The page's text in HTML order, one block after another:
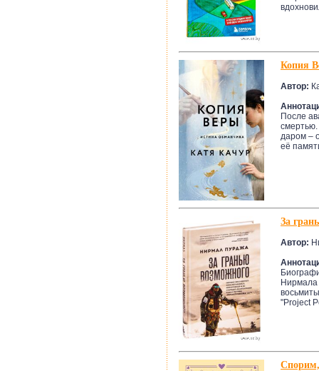
Копия
Автор:
После
смертью.
даром –
её
За
Автор:
Нирмала
"Project
Спорим,